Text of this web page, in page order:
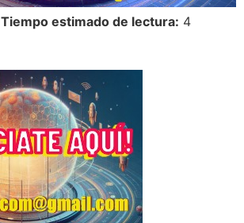
Tiempo estimado de lectura: 4